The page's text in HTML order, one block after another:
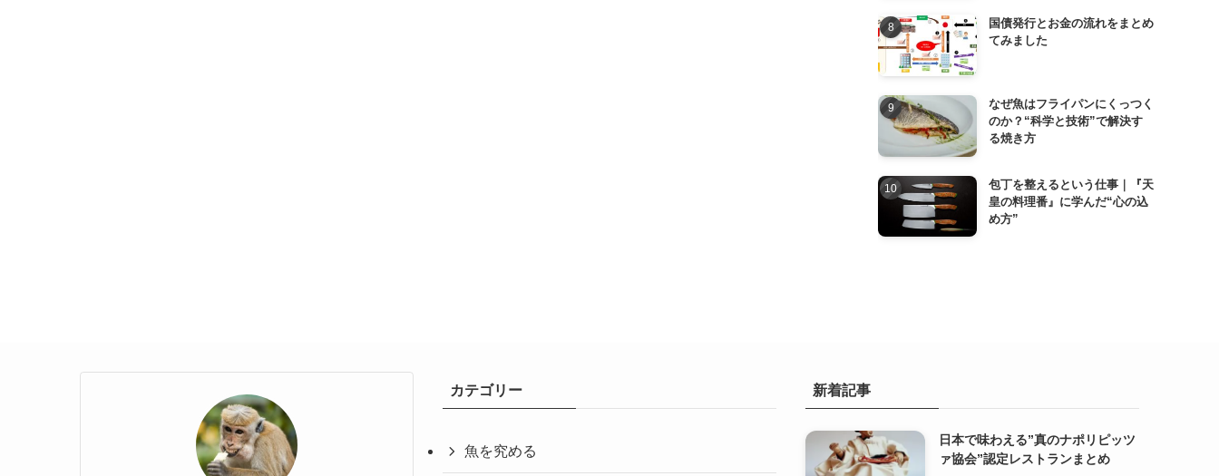
国債発行とお金の流れをまとめ
てみました
なぜ魚はフライパンにくっつく
のか？“科学と技術”で解決す
る焼き方
包丁を整えるという仕事｜『天
皇の料理番』に学んだ“心の込
め方”
カテゴリー
魚を究める
新着記事
日本で味わえる”真のナポリピッツ
ァ協会”認定レストランまとめ